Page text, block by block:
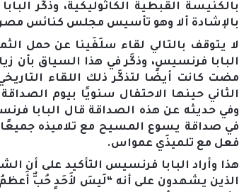
بالكنيسة القبطية الكاثوليكية، وذكَّر
بالإشادة ألا وهو تأسيس مجلس كنائس
لا يتوقف بالتالي لقاء سلَفَينا عن حمل
البابا فرنسيس، وذكَّر في هذا السياق بأن
مضت كانت أيضًا لتذكَّر ذلك اللقاء
الثاني حينها الاحتفال سنويًا بيوم
وفي حديثه عن هذه الصداقة قال البابا
في صداقة يسوع المسيح مع تلاميذه
فعل مع تلميذَي عمواس.
هذا وأراد البابا فرنسيس التأكيد على أن
الذين يشهدون على أنه “لَيسَ لأَحَدٍ حُبٌّ